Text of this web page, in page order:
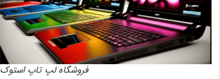
فروشگاه لپ تاپ استوک